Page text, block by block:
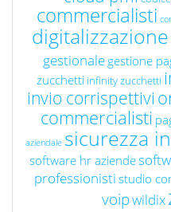
commercialisti
digitalizzazione
gestionale gestione
zucchetti infinity zucchetti
invio corrispettivi
commercialisti
aziendale sicurezza
software hr aziende
professionisti studio
voipwildix